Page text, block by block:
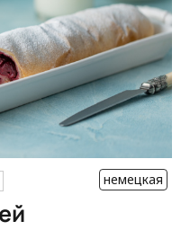
немецкая